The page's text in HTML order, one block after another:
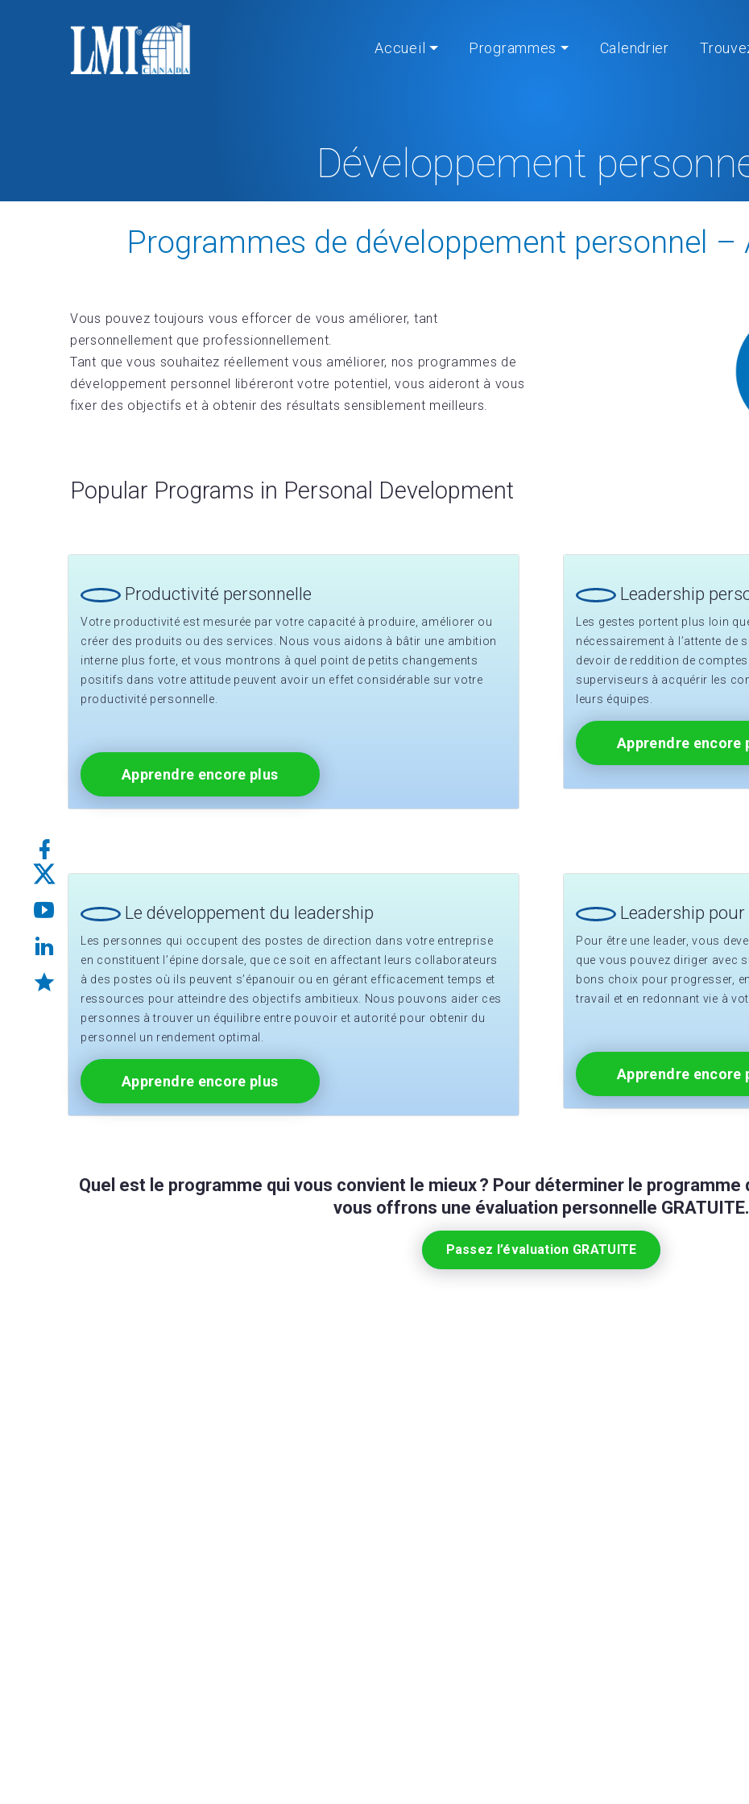
Accueil Programmes Calendrier
Développement
Programmes de développement personnel –
Vous pouvez toujours vous efforcer de vous améliorer, tant
personnellement que professionnellement.
Tant que vous souhaitez réellement vous améliorer, nos programmes de
développement personnel libéreront votre potentiel, vous aideront à vous
fixer des objectifs et à obtenir des résultats sensiblement meilleurs.
Popular Programs in Personal Development
Productivité personnelle
Votre productivité est mesurée par votre capacité à produire, améliorer ou
créer des produits ou des services. Nous vous aidons à bâtir une ambition
interne plus forte, et vous montrons à quel point de petits changements
positifs dans votre attitude peuvent avoir un effet considérable sur votre
productivité personnelle.
Apprendre encore plus
Leadership
Les gestes portent plus loin
nécessairement à l’attente de
devoir de reddition de
superviseurs à acquérir les
leurs équipes.
Apprendre encore
Le développement du leadership
Les personnes qui occupent des postes de direction dans votre entreprise
en constituent l’épine dorsale, que ce soit en affectant leurs collaborateurs
à des postes où ils peuvent s’épanouir ou en gérant efficacement temps et
ressources pour atteindre des objectifs ambitieux. Nous pouvons aider ces
personnes à trouver un équilibre entre pouvoir et autorité pour obtenir du
personnel un rendement optimal.
Apprendre encore plus
Leadership
Pour être une leader, vous
que vous pouvez diriger avec
bons choix pour progresser,
travail et en redonnant vie à
Apprendre encore
Quel est le programme qui vous convient le mieux ? Pour déterminer le
vous offrons une évaluation personnelle GRATUITE.
Passez l’évaluation GRATUITE